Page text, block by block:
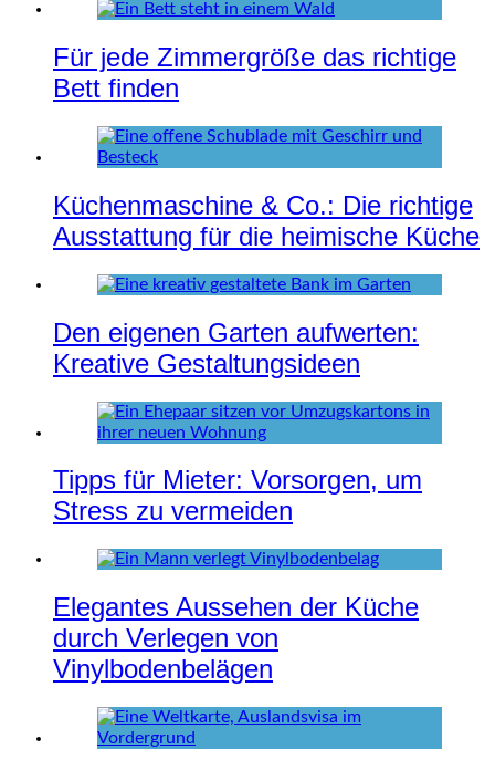
Für jede Zimmergröße das richtige
Bett finden
Küchenmaschine & Co.: Die richtige
Ausstattung für die heimische Küche
Den eigenen Garten aufwerten:
Kreative Gestaltungsideen
Tipps für Mieter: Vorsorgen, um
Stress zu vermeiden
Elegantes Aussehen der Küche
durch Verlegen von
Vinylbodenbelägen